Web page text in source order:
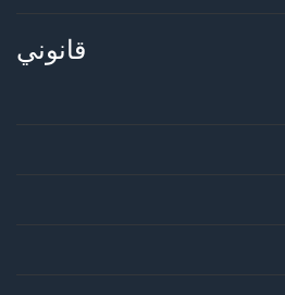
قانوني